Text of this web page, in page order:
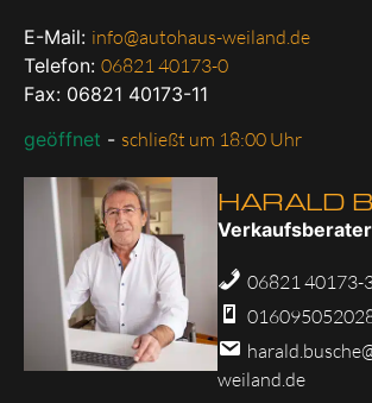
E-Mail: info@autohaus-weiland.de
Telefon: 06821 40173-0
Fax: 06821 40173-11
geöffnet - schließt um 18:00 Uhr
HARALD
Verkaufsberater
06821 40173-
weiland.de